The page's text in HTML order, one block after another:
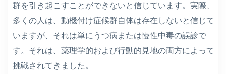
群を引き起こすことができないと信じています。実際、
多くの人は、動機付け症候群自体は存在しないと信じて
いますが、それは単にうつ病または慢性中毒の誤診で
す。それは、薬理学的および行動的見地の両方によって
挑戦されてきました。